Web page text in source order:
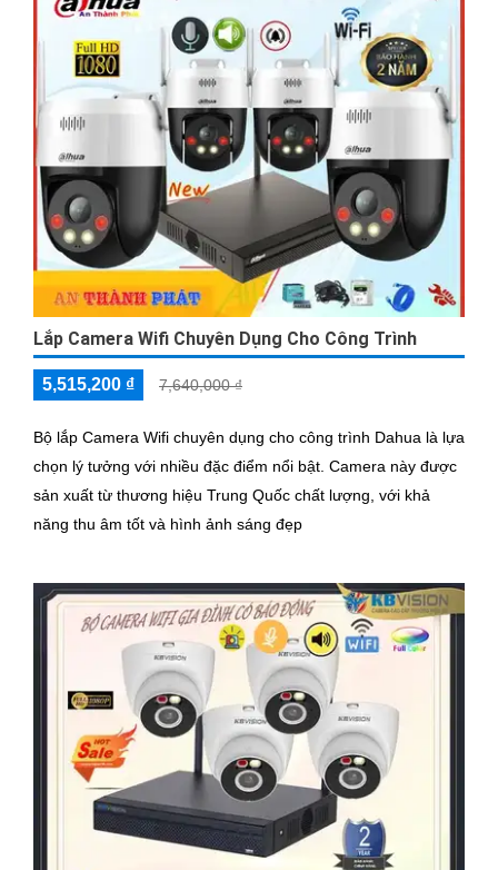
Lắp Camera Wifi Chuyên Dụng Cho Công Trình
5,515,200 ₫ 7,640,000 ₫
Bộ lắp Camera Wifi chuyên dụng cho công trình Dahua là lựa
chọn lý tưởng với nhiều đặc điểm nổi bật. Camera này được
sản xuất từ thương hiệu Trung Quốc chất lượng, với khả
năng thu âm tốt và hình ảnh sáng đẹp